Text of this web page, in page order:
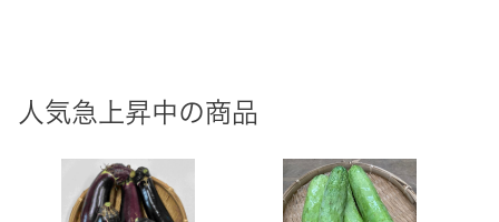
人気急上昇中の商品